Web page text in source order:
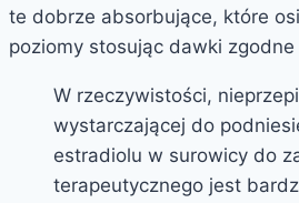
te dobrze absorbujące, które
poziomy stosując dawki
W rzeczywistości,
wystarczającej do
estradiolu w surowicy do
terapeutycznego jest